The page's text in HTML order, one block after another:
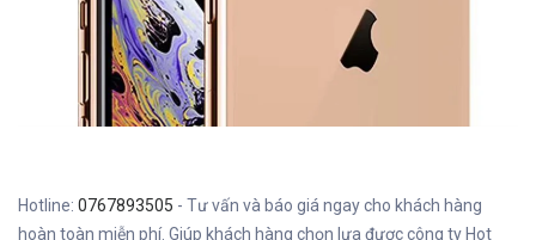
Hotline: 0767893505 - Tư vấn và báo giá ngay cho khách hàng
hoàn toàn miễn phí. Giúp khách hàng chọn lựa được công ty Hot